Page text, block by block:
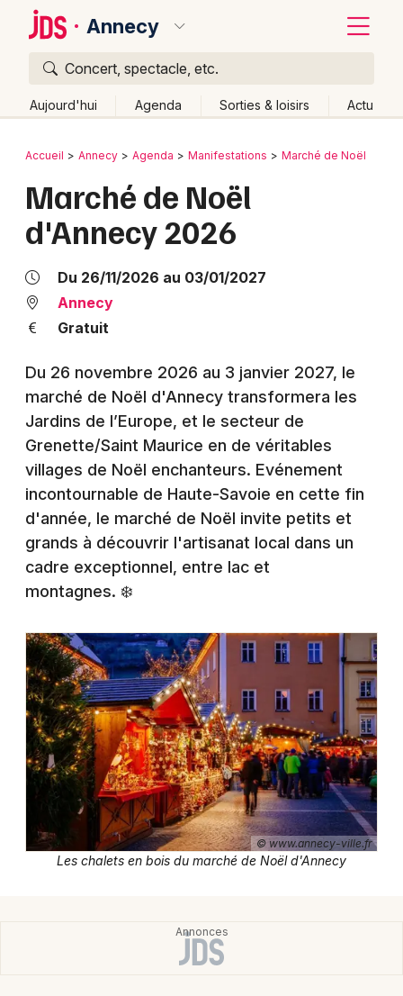
Annecy
Concert, spectacle, etc.
Aujourd'hui Agenda Sorties & loisirs Actu
Publier un événement
Grands événements
Activité & Expérience
Foires & salons
Spectacles
Concerts
Sports
Soirées
Expos
Sorties & loisirs
Marché de Noël en Haute-Savoie
Marché de Noël en Rhône-Alpes
Marché de Noël en Auvergne-Rhône-Alpes
Newsletter des sorties
Bordeaux
Colmar
Lyon
Marseille
Mulhouse
Montpellier
Nantes
Nice
Paris
Strasbourg
Toulouse
Toutes les villes
Retour
Accueil Annecy Agenda Manifestations Marché de Noël
Marché de Noël
d'Annecy 2026
Du 26/11/2026 au 03/01/2027
Annecy
Gratuit
Du 26 novembre 2026 au 3 janvier 2027, le
marché de Noël d'Annecy transformera les
Jardins de l’Europe, et le secteur de
Grenette/Saint Maurice en de véritables
villages de Noël enchanteurs. Evénement
incontournable de Haute-Savoie en cette fin
d'année, le marché de Noël invite petits et
grands à découvrir l'artisanat local dans un
cadre exceptionnel, entre lac et
montagnes. ❄️
© www.annecy-ville.fr
Les chalets en bois du marché de Noël d'Annecy
Quoi ?
Où ?
Partout
Près de moi Changer de lieu
Quand ?
Aujourd'hui
Demain Ce week-end